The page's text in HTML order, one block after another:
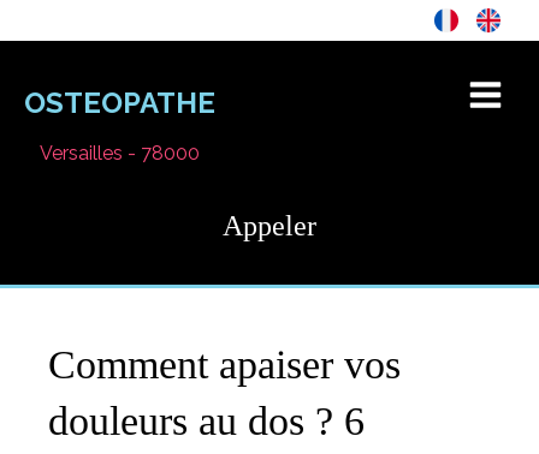
OSTEOPATHE
Versailles - 78000
Appeler
Comment apaiser vos
douleurs au dos ? 6